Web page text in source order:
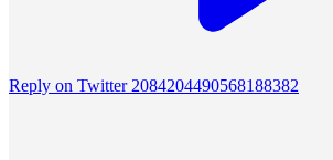
Reply on Twitter 2084204490568188382